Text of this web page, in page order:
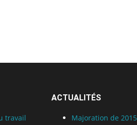
travail
ACTUALITÉS
Majoration de 2015